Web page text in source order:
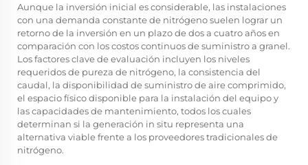
Aunque la inversión inicial es considerable, las instalaciones
con una demanda constante de nitrógeno suelen lograr un
retorno de la inversión en un plazo de dos a cuatro años en
comparación con los costos continuos de suministro a granel.
Los factores clave de evaluación incluyen los niveles
requeridos de pureza de nitrógeno, la consistencia del
caudal, la disponibilidad de suministro de aire comprimido,
el espacio físico disponible para la instalación del equipo y
las capacidades de mantenimiento, todos los cuales
determinan si la generación in situ representa una
alternativa viable frente a los proveedores tradicionales de
nitrógeno.